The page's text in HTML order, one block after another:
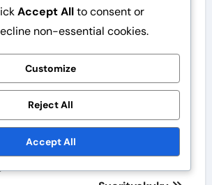
Välimuisti:
Accept Allto consent or
non-essential cookies.
Customize
Reject All
Accept All